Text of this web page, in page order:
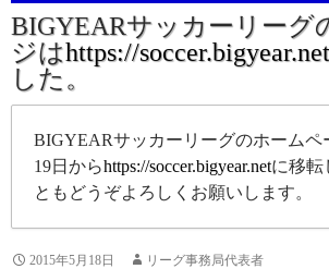
BIGYEARサッカーリーグ
ジはhttps://soccer.bigyear.net
した。
BIGYEARサッカーリーグのホームペ
19日からhttps://soccer.bigyear.netに移転
ともどうぞよろしくお願いします。
2015年5月18日 リーグ事務局代表者